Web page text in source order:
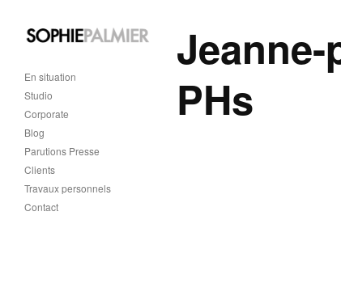
En situation
Studio
Corporate
Blog
Parutions Presse
Clients
Travaux personnels
Contact
PHs